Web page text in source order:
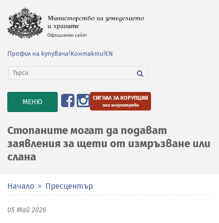
Профил на купувача Контакти EN
TOGGLE
NAVIGATION
МЕНЮ СИГНАЛ ЗА КОРУПЦИЯ
или злоупотреби
Стопаните могат да подават
заявления за щети от измръзване или
слана
Начало Пресцентър
05 Май 2026